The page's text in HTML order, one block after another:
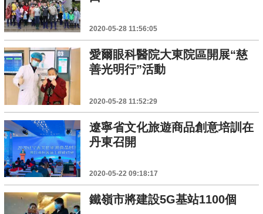
2020-05-28 11:56:05
愛爾眼科醫院大東院區開展“慈
善光明行”活動
2020-05-28 11:52:29
遼寧省文化旅遊商品創意培訓在
丹東召開
2020-05-22 09:18:17
鐵嶺市將建設5G基站1100個